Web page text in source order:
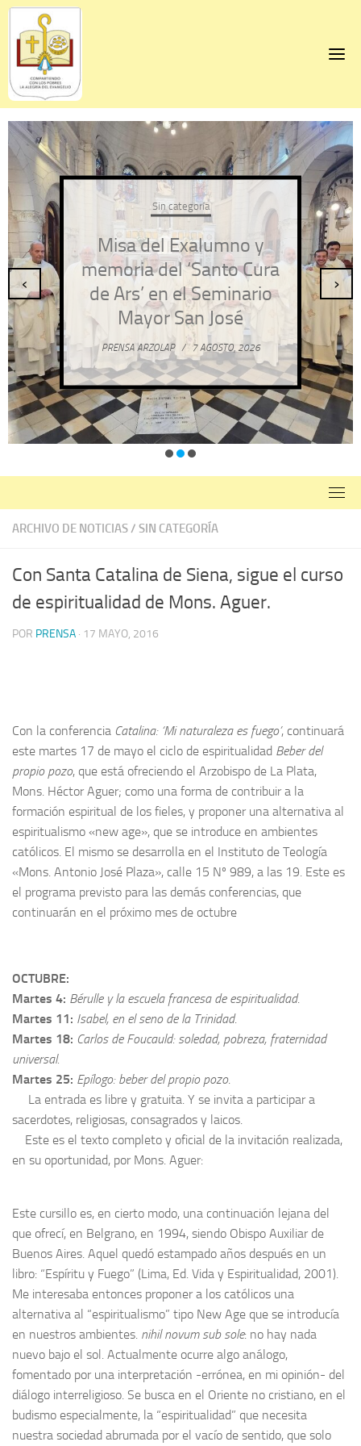
Skip
content
Sin categoría
Misa del Exalumno y
memoria del ‘Santo Cura
de Ars’ en el Seminario
Mayor San José
PRENSA ARZOLAP / 7 AGOSTO, 2026
‹ ›
ARCHIVO DE NOTICIAS/ SIN CATEGORÍA
Con Santa Catalina de Siena, sigue el curso
de espiritualidad de Mons. Aguer.
POR PRENSA · 17 MAYO, 2016
Con la conferencia Catalina: ‘Mi naturaleza es fuego’, continuará
este martes 17 de mayo el ciclo de espiritualidad Beber del
propio pozo, que está ofreciendo el Arzobispo de La Plata,
Mons. Héctor Aguer; como una forma de contribuir a la
formación espiritual de los fieles, y proponer una alternativa al
espiritualismo «new age», que se introduce en ambientes
católicos. El mismo se desarrolla en el Instituto de Teología
«Mons. Antonio José Plaza», calle 15 Nº 989, a las 19. Este es
el programa previsto para las demás conferencias, que
continuarán en el próximo mes de octubre
OCTUBRE:
Martes 4: Bérulle y la escuela francesa de espiritualidad.
Martes 11: Isabel, en el seno de la Trinidad.
Martes 18: Carlos de Foucauld: soledad, pobreza, fraternidad
universal.
Martes 25: Epílogo: beber del propio pozo.
La entrada es libre y gratuita. Y se invita a participar a
sacerdotes, religiosas, consagrados y laicos.
Este es el texto completo y oficial de la invitación realizada,
en su oportunidad, por Mons. Aguer:
Este cursillo es, en cierto modo, una continuación lejana del
que ofrecí, en Belgrano, en 1994, siendo Obispo Auxiliar de
Buenos Aires. Aquel quedó estampado años después en un
libro: “Espíritu y Fuego” (Lima, Ed. Vida y Espiritualidad, 2001).
Me interesaba entonces proponer a los católicos una
alternativa al “espiritualismo” tipo New Age que se introducía
en nuestros ambientes. nihil novum sub sole: no hay nada
nuevo bajo el sol. Actualmente ocurre algo análogo,
fomentado por una interpretación -errónea, en mi opinión- del
diálogo interreligioso. Se busca en el Oriente no cristiano, en el
budismo especialmente, la “espiritualidad” que necesita
nuestra sociedad abrumada por el vacío de sentido, que solo